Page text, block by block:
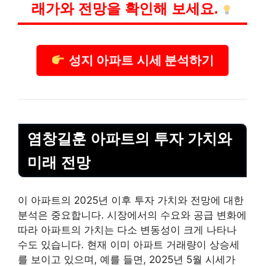
래가와 전망을 확인해 보세요.
성지 아파트 시세 분석하기
염창길훈 아파트의 투자 가치와
미래 전망
이 아파트의 2025년 이후 투자 가치와 전망에 대한
분석은 중요합니다. 시장에서의 수요와 공급 변화에
따라 아파트의 가치는 다소 변동성이 크게 나타나
수도 있습니다. 현재 이미 아파트 거래량이 상승세
를 보이고 있으며, 예를 들면, 2025년 5월 시세가